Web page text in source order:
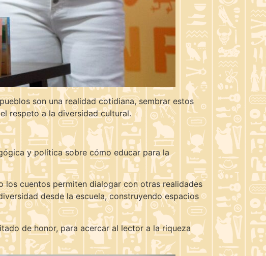
son una realidad cotidiana, sembrar estos
respeto a la diversidad cultural.
y política sobre cómo educar para la
los cuentos permiten dialogar con otras realidades
desde la escuela, construyendo espacios
de honor, para acercar al lector a la riqueza